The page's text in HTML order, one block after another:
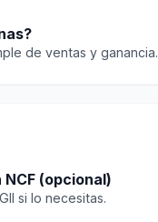
de ventas y ganancia.
(opcional)
si lo necesitas.